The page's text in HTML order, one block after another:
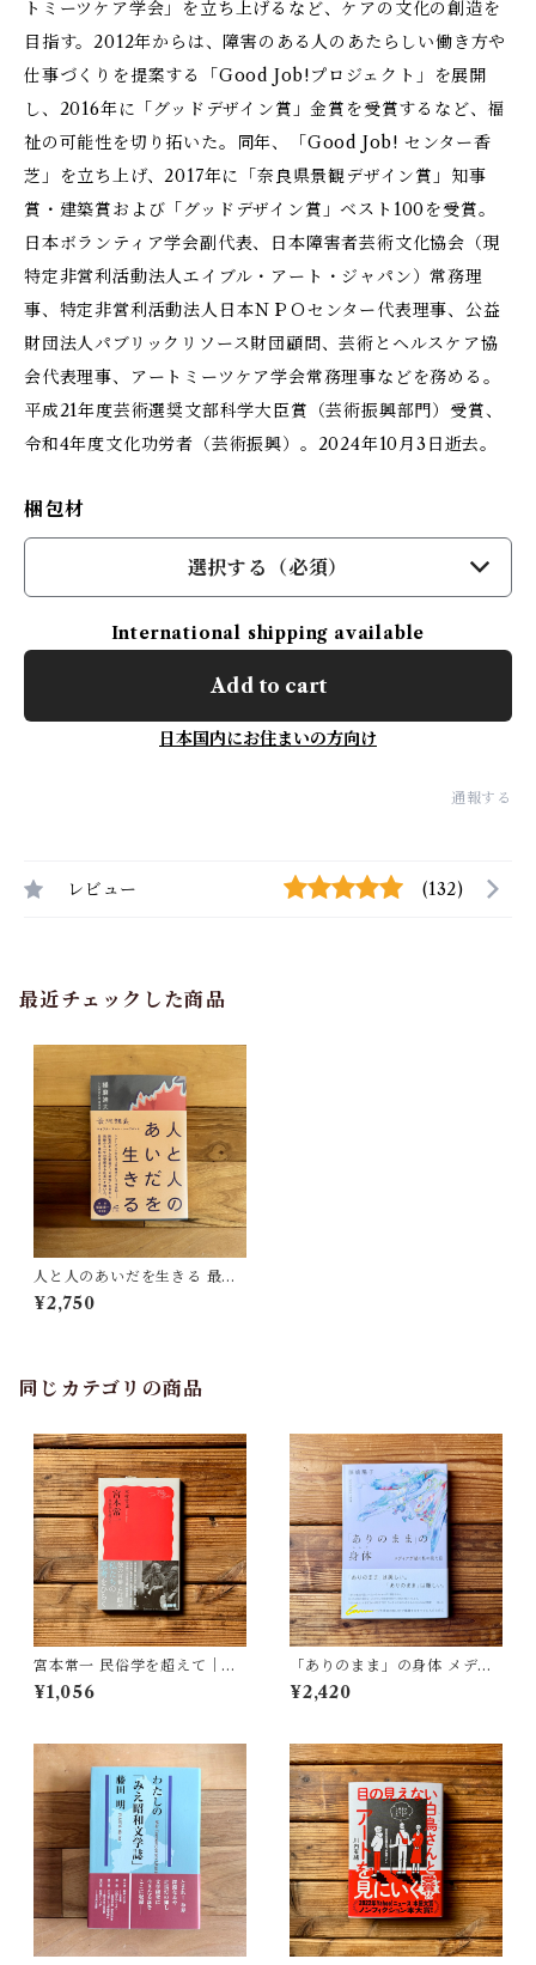
トミーツケア学会」を立ち上げるなど、ケアの文化の創造を
目指す。2012年からは、障害のある人のあたらしい働き方や
仕事づくりを提案する「Good Job!プロジェクト」を展開
し、2016年に「グッドデザイン賞」金賞を受賞するなど、福
祉の可能性を切り拓いた。同年、「Good Job! センター香
芝」を立ち上げ、2017年に「奈良県景観デザイン賞」知事
賞・建築賞および「グッドデザイン賞」ベスト100を受賞。
日本ボランティア学会副代表、日本障害者芸術文化協会（現
特定非営利活動法人エイブル・アート・ジャパン）常務理
事、特定非営利活動法人日本ＮＰＯセンター代表理事、公益
財団法人パブリックリソース財団顧問、芸術とヘルスケア協
会代表理事、アートミーツケア学会常務理事などを務める。
平成21年度芸術選奨文部科学大臣賞（芸術振興部門）受賞、
令和4年度文化功労者（芸術振興）。2024年10月3日逝去。
梱包材
選択する（必須）
International shipping available
Add to cart
日本国内にお住まいの方向け
通報する
レビュー (132)
最近チェックした商品
人と人のあいだを生きる 最終
講義エイブル・アート・ムー
ブメント | 播磨 靖夫, 鷲田 清
¥2,750
同じカテゴリの商品
宮本常一 民俗学を超えて｜木
村 哲也
¥1,056
「ありのまま」の身体 メディ
アが描く私の見た目 | 藤嶋 陽
子(著)
¥2,420